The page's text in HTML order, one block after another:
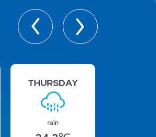
THURSDAY
rain